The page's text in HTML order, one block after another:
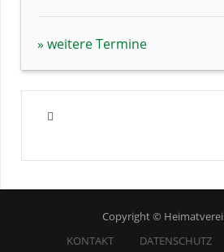
» weitere Termine
Copyright ©
KONTAKT
DATENSCHUTZ